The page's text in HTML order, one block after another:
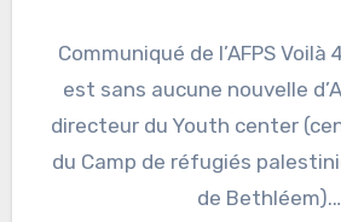
Communiqué de l’AFPS Voilà
est sans aucune nouvelle
directeur du Youth center
du Camp de réfugiés
de